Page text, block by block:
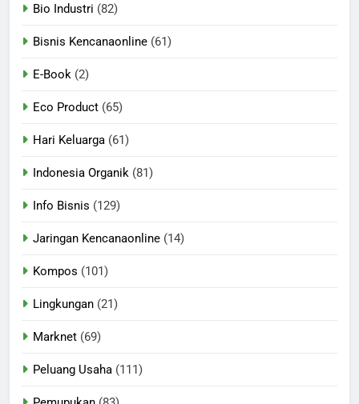
Bio Industri (82)
Bisnis Kencanaonline (61)
E-Book (2)
Eco Product (65)
Hari Keluarga (61)
Indonesia Organik (81)
Info Bisnis (129)
Jaringan Kencanaonline (14)
Kompos (101)
Lingkungan (21)
Marknet (69)
Peluang Usaha (111)